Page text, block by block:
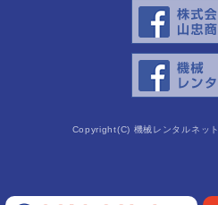
Copyright(C) 機械レンタルネッ